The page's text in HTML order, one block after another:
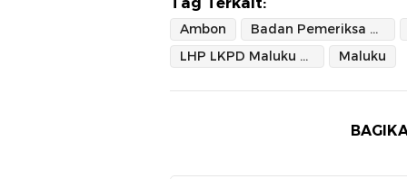
Ambon
Badan Pemeriksa Keuangan Provinsi Maluku
LHP LKPD Maluku Tahun Anggaran 2021
Maluku